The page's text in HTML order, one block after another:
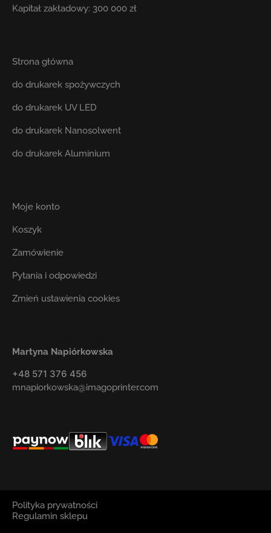
Kapitał zakładowy: 300 000 zł
Strona główna
do drukarek spożywczych
do drukarek UV LED
do drukarek Nanosolwent
do drukarek Aluminium
Moje konto
Koszyk
Zamówienie
Pytania i odpowiedzi
Zmień ustawienia cookies
Martyna Napiórkowska
+48 571 376 456
mnapiorkowska@imagoprinter.com
Polityka prywatności
Regulamin sklepu